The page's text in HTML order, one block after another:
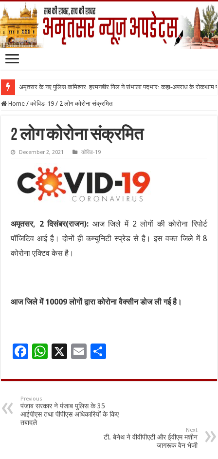
अमृतसर के नए पुलिस कमिश्नर हरमनबीर गिल ने संभाला पदभार: कहा-अपराध के रोकथाम
Home / कोविड-19 / 2 लोग कोरोना संक्रमित
2 लोग कोरोना संक्रमित
December 2, 2021 कोविड-19
अमृतसर, 2 दिसंबर(राजन): आज जिले में 2 लोगों की कोरोना रिपोर्ट
पॉजिटिव आई है। दोनों ही कम्युनिटी स्प्रेड से है। इस वक्त जिले में 8
कोरोना एक्टिव केस है।
आज जिले में 10009 लोगों द्वारा कोरोना वैक्सीन डोज ली गई है।
F
e
b
o
o
W
at
sA
p
X
E
ai
l
ar
Previous
पंजाब सरकार ने पंजाब पुलिस के 35
आईपीएस तथा पीपीएस अधिकारियों के किए
तबादले
Next
टी. बेनेथ ने वीवीपीएटी और ईवीएम मशीन
जागरूक वैन भेजी